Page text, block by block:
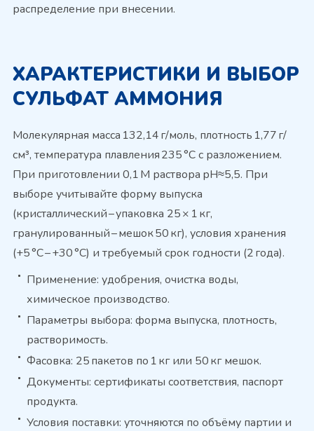
распределение при внесении.
ХАРАКТЕРИСТИКИ И ВЫБОР
СУЛЬФАТ АММОНИЯ
Молекулярная масса 132,14 г/моль, плотность 1,77 г/
см³, температура плавления 235 °C с разложением.
При приготовлении 0,1 M раствора pH≈5,5. При
выборе учитывайте форму выпуска
(кристаллический – упаковка 25 × 1 кг,
гранулированный – мешок 50 кг), условия хранения
(+5 °C – +30 °C) и требуемый срок годности (2 года).
Применение: удобрения, очистка воды,
химическое производство.
Параметры выбора: форма выпуска, плотность,
растворимость.
Фасовка: 25 пакетов по 1 кг или 50 кг мешок.
Документы: сертификаты соответствия, паспорт
продукта.
Условия поставки: уточняются по объёму партии и